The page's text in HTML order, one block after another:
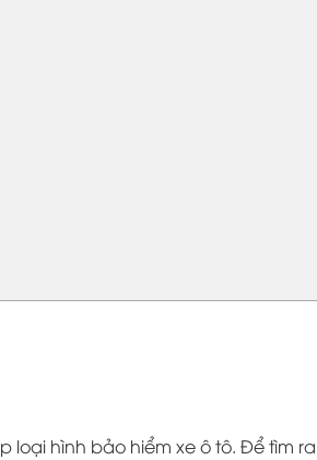
loại hình bảo hiểm xe ô tô. Để tìm ra